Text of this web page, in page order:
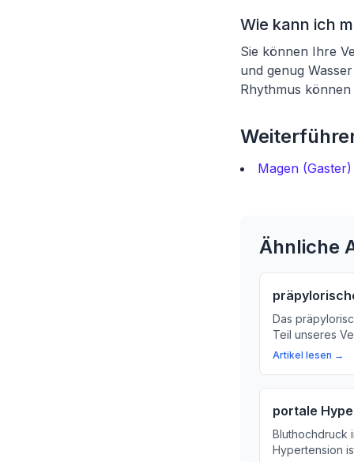
Wie kann ich
Sie können Ihre
und genug
Rhythmus
Magen
Ähnliche
Das
Teil unseres
Sie mehr über
Artikel lesen →
portale
Bluthochdruck
Hypertension